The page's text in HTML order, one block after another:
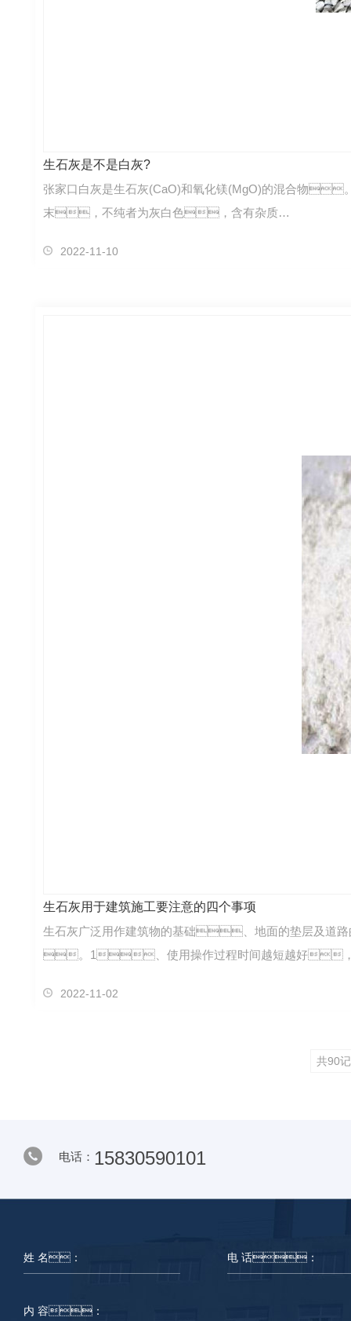
生石灰是不是白灰?
张家口白灰是生石灰(CaO)和氧化镁(MgO)的混合物
末，不纯者为灰白色，含有杂质…
2022-11-10
生石灰用于建筑施工要注意的四个事项
生石灰广泛用作建筑物的基础、地面的垫层及道路
。1、使用操作过程时间越短越好
2022-11-02
共90
电话： 15830590101